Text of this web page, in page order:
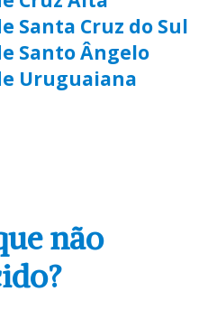
Santa Cruz do Sul
Santo Ângelo
Uruguaiana
não